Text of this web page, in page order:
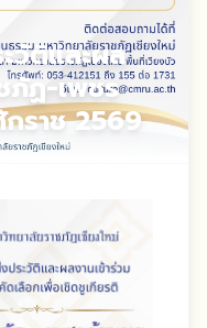
วัติและผล
ภัฏ-เพชร
กราช 2569